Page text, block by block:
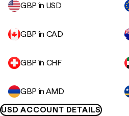
GBP în USD
GBP în CAD
GBP în CHF
GBP în AMD
USD ACCOUNT DETAILS